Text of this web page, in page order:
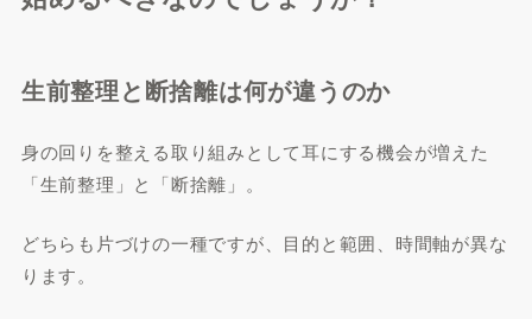
生前整理と断捨離は何が違うのか
身の回りを整える取り組みとして耳にする機会が増えた
「生前整理」と「断捨離」。
どちらも片づけの一種ですが、目的と範囲、時間軸が異な
ります。